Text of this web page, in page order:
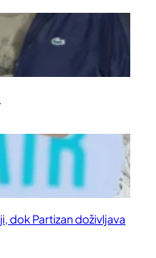
dok Partizan doživljava